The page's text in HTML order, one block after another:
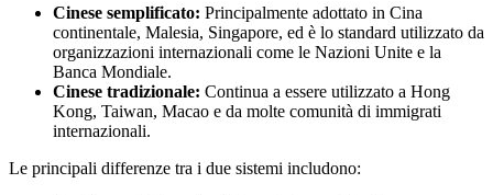
Cinese semplificato: Principalmente adottato in Cina
continentale, Malesia, Singapore, ed è lo standard utilizzato da
organizzazioni internazionali come le Nazioni Unite e la
Banca Mondiale.
Cinese tradizionale: Continua a essere utilizzato a Hong
Kong, Taiwan, Macao e da molte comunità di immigrati
internazionali.
Le principali differenze tra i due sistemi includono: